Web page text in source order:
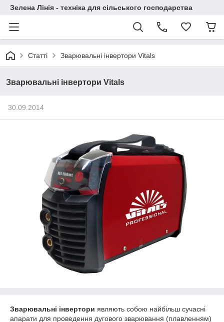
Зелена Лінія - техніка для сільського господарства
Статті Зварювальні інвертори Vitals
Зварювальні інвертори Vitals
30.09.2014
Зварювальні інвертори являють собою найбільш сучасні
апарати для проведення дугового зварювання (плавленням)